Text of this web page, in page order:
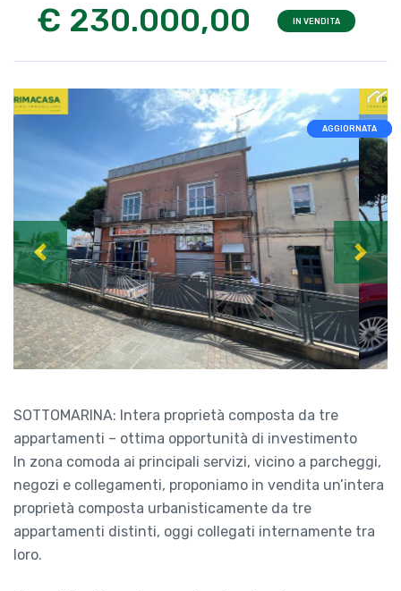
€ 230.000,00 IN VENDITA
Previous Next
SOTTOMARINA: Intera proprietà composta da tre
appartamenti – ottima opportunità di investimento
In zona comoda ai principali servizi, vicino a parcheggi,
negozi e collegamenti, proponiamo in vendita un’intera
proprietà composta urbanisticamente da tre
appartamenti distinti, oggi collegati internamente tra
loro.
AGGIORNATA
AGGIORNATA
AGGIORNATA